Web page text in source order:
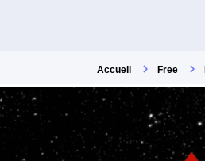
Accueil Free